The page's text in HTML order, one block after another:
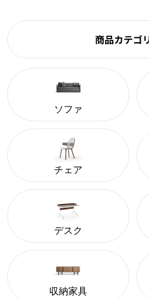
商品カテゴ
ソファ
チェア
デスク
収納家具